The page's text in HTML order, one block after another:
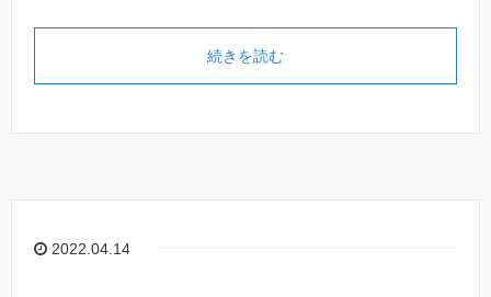
続きを読む
2022.04.14